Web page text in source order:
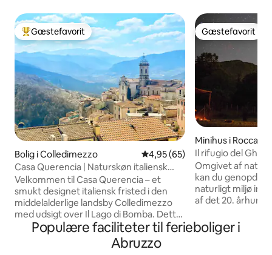
Bedste gæstefavorit
Gæstefavorit
Bolig i Colledimezzo 4,95 ud af 5 i gennemsnitlig
4,95 (65)
Casa Querencia | Naturskøn italiensk
flugt ved søen
Velkommen til Casa Querencia – et
smukt designet italiensk fristed i den
middelalderlige landsby Colledimezzo
med udsigt over Il Lago di Bomba. Dette
kærligt restaurerede stenhus tilbyder
noget sjældent: panoramaudsigt over
søen og bjergene fra alle værelser. Den
Gæstefavorit
Gæstefavorit
Minihus i Rocca di
Il rifugio del Ghiro
bondehus
Omgivet af
kan du
naturligt miljø
af det 20. århundrede. I vil
unikke oplevelse
weekend med at
Populære faciliteter til ferieboliger i
Abruzzo